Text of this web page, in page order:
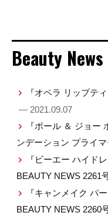
Beauty News
『オペラ リップテ
— 2021.09.07
『ポール ＆ ジョー
ンデーション プライ
『ビーエー ハイド
BEAUTY NEWS 2261
『キャンメイク パ
BEAUTY NEWS 2260